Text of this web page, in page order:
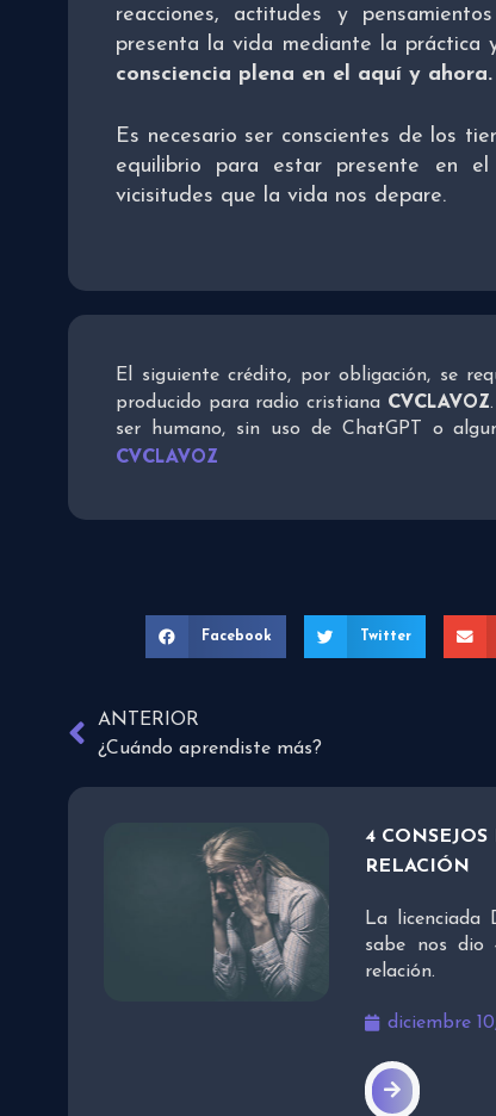
reacciones, actitudes y
presenta la vida mediante la práctica
consciencia plena en el aquí y ahora.
Es necesario ser conscientes de los
equilibrio para estar presente en
vicisitudes que la vida nos depare.
El siguiente crédito, por obligación, se
producido para radio cristiana CVCLAVOZ
ser humano, sin uso de ChatGPT o
CVCLAVOZ
Facebook Twitter
ANTERIOR
¿Cuándo aprendiste más?
4
RELACIÓN
La licenciada
sabe nos dio
relación.
diciembre